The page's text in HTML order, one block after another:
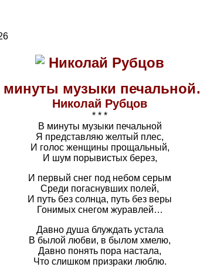
минуты музыки
Николай Рубцов
* * *
В минуты музыки печальной
Я представляю желтый плес,
И голос женщины прощальный,
И шум порывистых берез,
И первый снег под небом серым
Среди погаснувших полей,
И путь без солнца, путь без веры
Гонимых снегом журавлей…
Давно душа блуждать устала
В былой любви, в былом хмелю,
Давно понять пора настала,
Что слишком призраки люблю.